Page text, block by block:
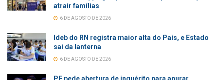
atrair famílias
6 DE AGOSTO DE 2026
Ideb do RN registra maior alta do País, e Estado
sai da lanterna
6 DE AGOSTO DE 2026